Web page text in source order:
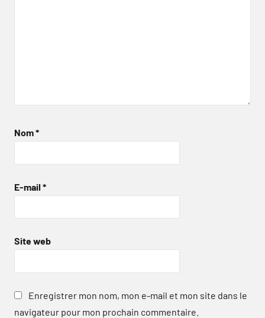
Nom*
E-mail *
Site web
Enregistrer mon nom, mon e-mail et mon site dans le
navigateur pour mon prochain commentaire.